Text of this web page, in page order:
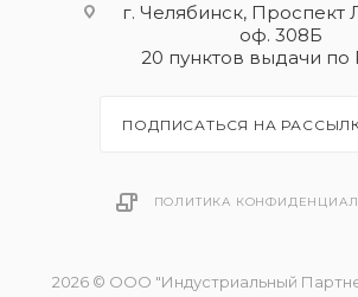
г. Челябинск, Проспект
оф. 308Б
20 пунктов выдачи по
ПОДПИСАТЬСЯ НА
ПОЛИТИКА
2026 © ООО "Индустриальный